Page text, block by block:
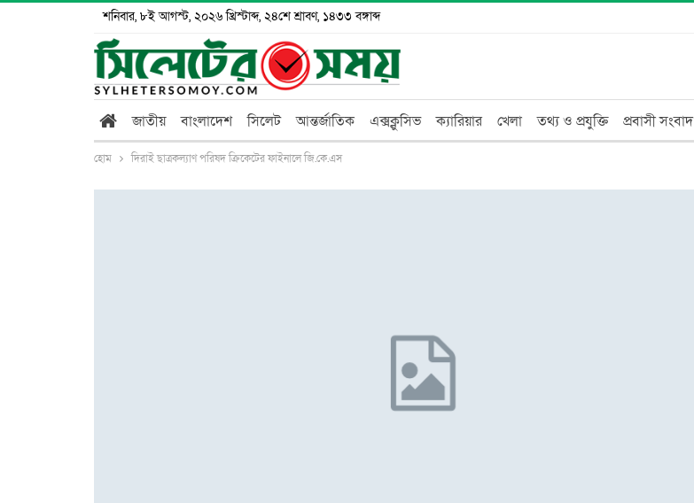
শনিবার, ৮ই আগস্ট, ২০২৬ খ্রিস্টাব্দ, ২৪শে শ্রাবণ, ১৪৩৩ বঙ্গাব্দ
জাতীয় বাংলাদেশ সিলেট আন্তর্জাতিক এক্সক্লুসিভ ক্যারিয়ার খেলা তথ্য ও প্রযুক্তি প্রবাসী সংবাদ
হোম দিরাই ছাত্রকল্যাণ পরিষদ ক্রিকেটের ফাইনালে জি.কে.এস